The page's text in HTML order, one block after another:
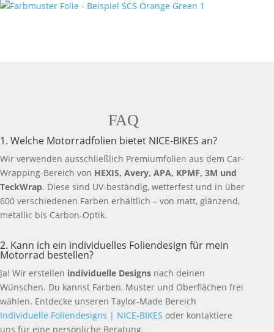
FAQ
1. Welche Motorradfolien bietet NICE-BIKES an?
Wir verwenden ausschließlich Premiumfolien aus dem Car-
Wrapping-Bereich von HEXIS, Avery, APA, KPMF, 3M und
TeckWrap. Diese sind UV-beständig, wetterfest und in über
600 verschiedenen Farben erhältlich – von matt, glänzend,
metallic bis Carbon-Optik.
2. Kann ich ein individuelles Foliendesign für mein
Motorrad bestellen?
Ja! Wir erstellen individuelle Designs nach deinen
Wünschen. Du kannst Farben, Muster und Oberflächen frei
wählen. Entdecke unseren Taylor-Made Bereich
Individuelle Foliendesigns | NICE-BIKES oder kontaktiere
uns für eine persönliche Beratung.